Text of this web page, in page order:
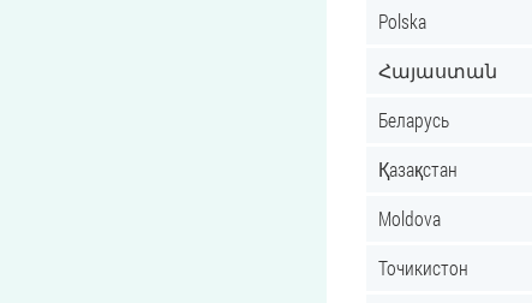
Polska
Հայաստան
Беларусь
Қазақстан
Moldova
Точикистон